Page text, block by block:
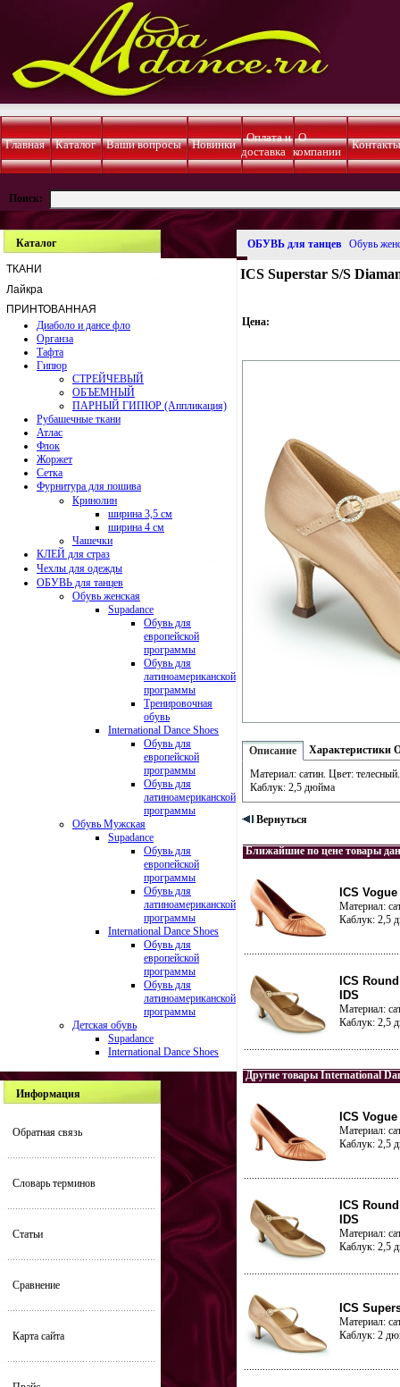
Главная Каталог Ваши вопросы Новинки
Оплата и
доставка
О
компании
Контакты
Поиск:
Каталог
ТКАНИ
Лайкра
ПРИНТОВАННАЯ
Диаболо и дансе фло
Органза
Тафта
Гипюр
СТРЕЙЧЕВЫЙ
ОБЪЕМНЫЙ
ПАРНЫЙ ГИПЮР (Аппликация)
Рубашечные ткани
Атлас
Флок
Жоржет
Сетка
Фурнитура для пошива
Кринолин
ширина 3,5 см
ширина 4 см
Чашечки
КЛЕЙ для страз
Чехлы для одежды
ОБУВЬ для танцев
Обувь женская
Supadance
Обувь для
европейской
программы
Обувь для
латиноамериканской
программы
Тренировочная
обувь
International Dance Shoes
Обувь для
европейской
программы
Обувь для
латиноамериканской
программы
Обувь Мужская
Supadance
Обувь для
европейской
программы
Обувь для
латиноамериканской
программы
International Dance Shoes
Обувь для
европейской
программы
Обувь для
латиноамериканской
программы
Детская обувь
Supadance
International Dance Shoes
Информация
Обратная связь
Словарь терминов
Статьи
Сравнение
Карта сайта
ОБУВЬ для танцев Обувь
ICS Superstar S/S
Цена:
Описание Характеристики
Материал: сатин. Цвет: телесный.
Каблук: 2,5 дюйма
Вернуться
Ближайшие по цене товары
ICS
Материал:
Каблук: 2,5
ICS
IDS
Материал:
Каблук: 2,5
Другие товары International
ICS
Материал:
Каблук: 2,5
ICS
IDS
Материал:
Каблук: 2,5
ICS
Материал:
Каблук: 2